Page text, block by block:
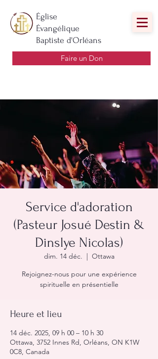
Église
Évangélique
Baptiste d'Orléans
Faire un Don
Service d'adoration
(Pasteur Josué Destin &
Dinslye Nicolas)
dim. 14 déc.
  |
Ottawa
Rejoignez-nous pour une expérience
spirituelle en présentielle
Heure et lieu
14 déc. 2025, 09 h 00 – 10 h 30
Ottawa, 3752 Innes Rd, Orléans, ON K1W
0C8, Canada